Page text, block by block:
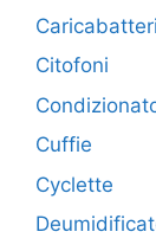
Citofoni
Cuffie
Cyclette